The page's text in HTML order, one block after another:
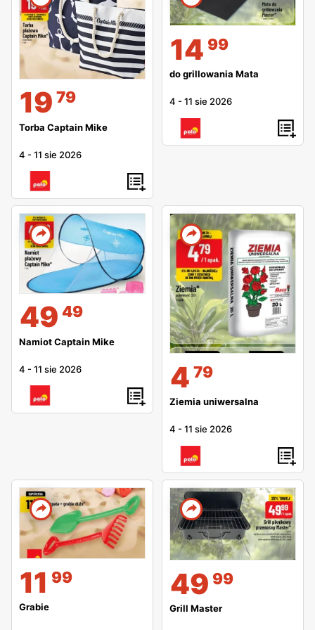
19 79
Torba Captain Mike
4 -11 sie 2026
14 99
do grillowania Mata
4 -11 sie 2026
49 49
Namiot Captain Mike
4 -11 sie 2026 4 79
Ziemia uniwersalna
4 -11 sie 2026
11 99
Grabie
49 99
Grill Master